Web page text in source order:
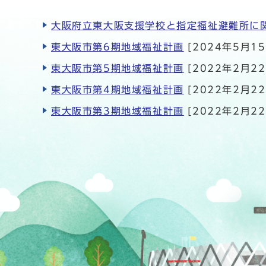
大阪府立東大阪支援学校と指定福祉避難所に
東大阪市第6期地域福祉計画 [2024年5月
東大阪市第5期地域福祉計画 [2022年2月
東大阪市第4期地域福祉計画 [2022年2月
東大阪市第3期地域福祉計画 [2022年2月